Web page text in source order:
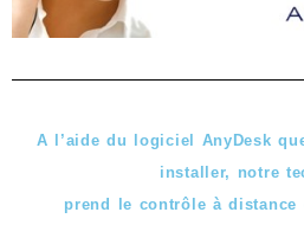
A l’aide du logiciel AnyDesk
installer, notre
prend le contrôle à distance